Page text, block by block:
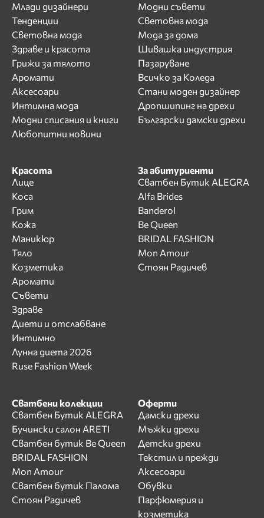
Млади дизайнери
Тенденции
Световна мода
Здраве и красота
Грижи за тялото
Аромати
Аксесоари
Интимна мода
Модни списания и книги
Любопитни новини
Модни съвети
Световна мода
Мода за дома
Шивашка индустрия
Пазаруване
Всичко за Коледа
Стани моден дизайнер
Дропшипинг на дрехи
Български дамски дрехи
Красота
Лице
Коса
Грим
Кожа
Маникюр
Тяло
Козметика
Аромати
Съвети
Здраве
Диети и отслабване
Интимно
Лунна диета 2026
Ruse Fashion Week
За абитуриенти
Сватбен Бутик ALEGRA
Alfa Brides
Banderol
Be Queen
BRIDAL FASHION
Mon Amour
Стоян Радичев
Сватбени колекции
Сватбен Бутик ALEGRA
Бучински салон ARETI
Сватбен бутик Be Queen
BRIDAL FASHION
Mon Amour
Сватбен бутик Палома
Стоян Радичев
Оферти
Дамски дрехи
Мъжки дрехи
Детски дрехи
Текстил и прежди
Аксесоари
Обувки
Парфюмерия и
козметика